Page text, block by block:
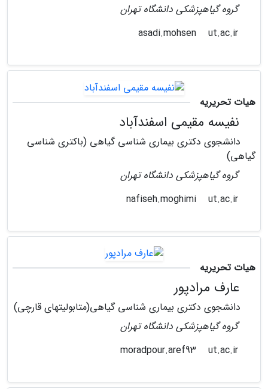
گروه گیاهپزشکی دانشگاه تهران
ut.ac.ir
هیات تحریریه
نفیسه مقیمی اسفندآباد
دانشجوی دکتری بیماری شناسی گیاهی (باکتری شناسی
گیاهی)
گروه گیاهپزشکی دانشگاه تهران
ut.ac.ir
هیات تحریریه
عارف مرادپور
دانشجوی دکتری بیماری شناسی گیاهی(متابولیتهای قارچی)
گروه گیاهپزشکی دانشگاه تهران
ut.ac.ir